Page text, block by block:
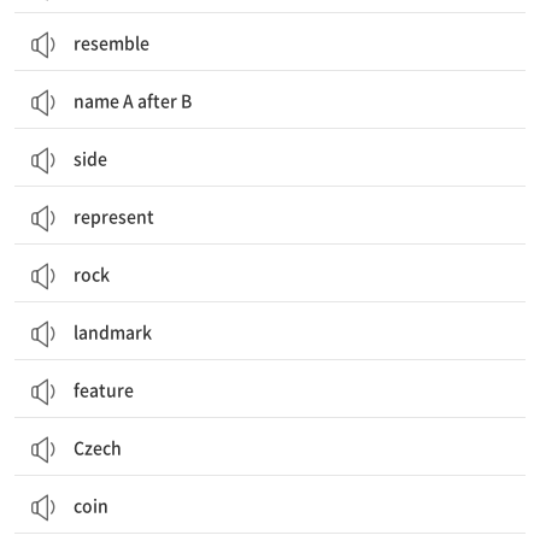
resemble
name A after B
side
represent
rock
landmark
feature
Czech
coin